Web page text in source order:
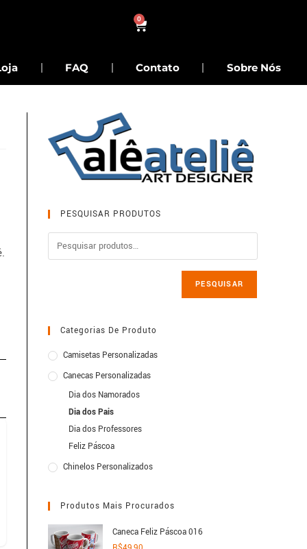
0
FAQ Contato Sobre Nós
PESQUISAR PRODUTOS
PESQUISAR
Categorias De Produto
Camisetas Personalizadas
Canecas Personalizadas
Dia dos Namorados
Dia dos Pais
Dia dos Professores
Feliz Páscoa
Chinelos Personalizados
Produtos Mais Procurados
Caneca Feliz Páscoa 016